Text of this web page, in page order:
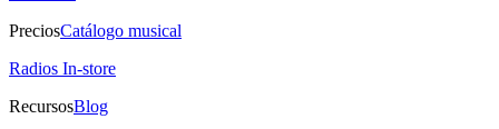
PreciosCatálogo musical
Radios In-store
RecursosBlog